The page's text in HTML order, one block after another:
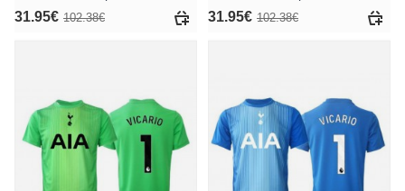
31.95€ 102.38€ 31.95€ 102.38€